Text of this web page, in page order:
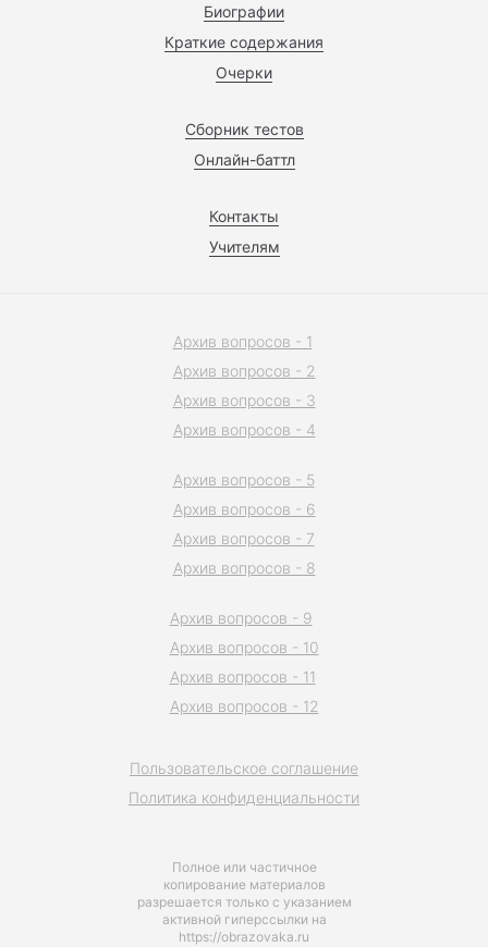
Биографии
Краткие содержания
Очерки
Сборник тестов
Онлайн-баттл
Контакты
Учителям
Полное или частичное
копирование материалов
разрешается только с указанием
активной гиперссылки на
https://obrazovaka.ru
Пользовательское соглашение
Политика конфиденциальности
Архив вопросов - 1
Архив вопросов - 2
Архив вопросов - 3
Архив вопросов - 4
Архив вопросов - 5
Архив вопросов - 6
Архив вопросов - 7
Архив вопросов - 8
Архив вопросов - 9
Архив вопросов - 10
Архив вопросов - 11
Архив вопросов - 12